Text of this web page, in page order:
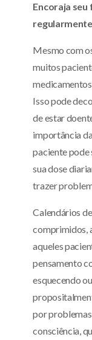
Encoraja
regularmente
Mesmo com
muitos
Isso pode
de estar
importância
paciente pode
sua dose
trazer
Calendários
comprimidos,
aqueles
pensamento
esquecendo
por
consciência,